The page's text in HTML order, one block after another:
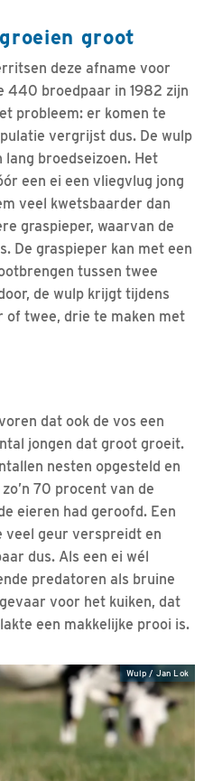
groot
deze afname voor
440 broedpaar in 1982 zijn
probleem: er komen te
vergrijst dus. De wulp
broedseizoen. Het
een ei een vliegvlug jong
veel kwetsbaarder dan
graspieper, waarvan de
De graspieper kan met een
tussen twee
de wulp krijgt tijdens
of twee, drie te maken met
dat ook de vos een
jongen dat groot groeit.
nesten opgesteld en
70 procent van de
eieren had geroofd. Een
veel geur verspreidt en
dus. Als een ei wél
predatoren als bruine
voor het kuiken, dat
een makkelijke prooi is.
Wulp / Jan Lok